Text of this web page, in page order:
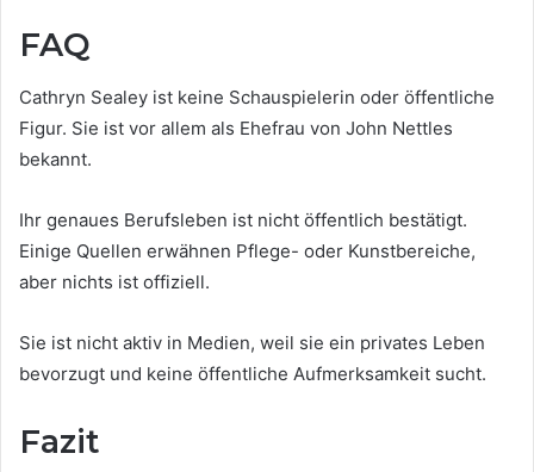
FAQ
Cathryn Sealey ist keine Schauspielerin oder öffentliche
Figur. Sie ist vor allem als Ehefrau von John Nettles
bekannt.
Ihr genaues Berufsleben ist nicht öffentlich bestätigt.
Einige Quellen erwähnen Pflege- oder Kunstbereiche,
aber nichts ist offiziell.
Sie ist nicht aktiv in Medien, weil sie ein privates Leben
bevorzugt und keine öffentliche Aufmerksamkeit sucht.
Fazit